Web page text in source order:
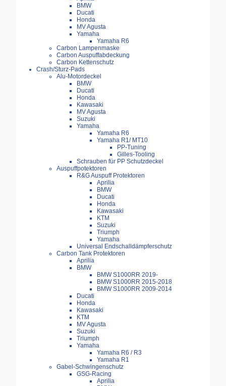
BMW
Ducati
Honda
MV Agusta
Yamaha
Yamaha R6
Carbon Lampenmaske
Carbon Auspuffabdeckung
Carbon Kettenschutz
Crash/Sturz-Pads
Alu-Motordeckel
BMW
Ducati
Honda
Kawasaki
MV Agusta
Suzuki
Yamaha
Yamaha R6
Yamaha R1/ MT10
PP-Tuning
Gilles-Tooling
Schrauben für PP Schutzdeckel
Auspuffpotektoren
R&G Auspuff Protektoren
Aprilia
BMW
Ducati
Honda
Kawasaki
KTM
Suzuki
Triumph
Yamaha
Universal Endschalldämpferschutz
Carbon Tank Protektoren
Aprilia
BMW
BMW S1000RR 2019-
BMW S1000RR 2015-2018
BMW S1000RR 2009-2014
Ducati
Honda
Kawasaki
KTM
MV Agusta
Suzuki
Triumph
Yamaha
Yamaha R6 / R3
Yamaha R1
Gabel-Schwingenschutz
GSG-Racing
Aprilia